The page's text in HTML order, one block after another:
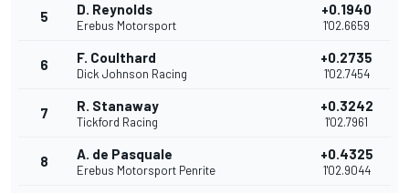
5 D. Reynolds
Erebus Motorsport
+0.1940
1'02.6659
6 F. Coulthard
Dick Johnson Racing
+0.2735
1'02.7454
7 R. Stanaway
Tickford Racing
+0.3242
1'02.7961
8 A. de Pasquale
Erebus Motorsport Penrite
+0.4325
1'02.9044